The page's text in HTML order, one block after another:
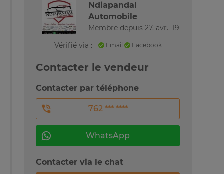
Ndiapandal
Automobile
Membre depuis 27. avr. '19
Vérifié via :
Email Facebook
Contacter le vendeur
Contacter par téléphone
762 *** ****
WhatsApp
Contacter via le chat